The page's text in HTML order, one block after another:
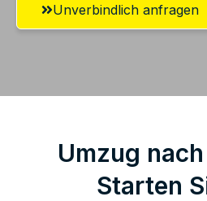
Unverbindlich anfragen
Umzug
Starten